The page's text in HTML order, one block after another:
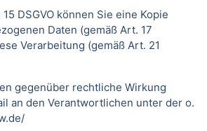
DSGVO können Sie eine Kopie
Daten (gemäß Art. 17
Verarbeitung (gemäß Art. 21
gegenüber rechtliche Wirkung
an den Verantwortlichen unter der o.